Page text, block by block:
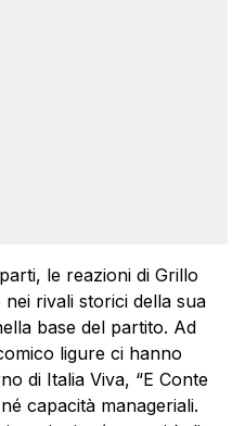
le reazioni di Grillo
rivali storici della sua
base del partito. Ad
ligure ci hanno
di Italia Viva, “E Conte
capacità manageriali.